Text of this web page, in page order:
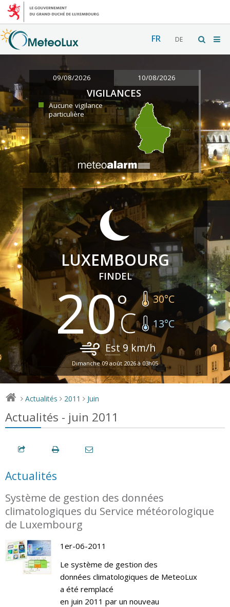
FR DE
09/08/2026 10/08/2026
VIGILANCES
Aucune vigilance
particulière
LUXEMBOURG
FINDEL
20 30°C
13°C
Est9 km/h
Dimanche 09 août 2026 à 03h05
> Actualités > 2011 > Juin
Actualités - juin 2011
Actualités
Système de gestion des données
climatologiques du Service météorologique
de Luxembourg
1er-06-2011
Le système de gestion des
données climatologiques de MeteoLux
a été remplacé
en juin 2011 par un nouveau